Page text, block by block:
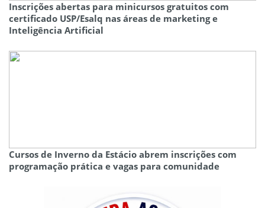
Inscrições abertas para minicursos gratuitos com
certificado USP/Esalq nas áreas de marketing e
Inteligência Artificial
Cursos de Inverno da Estácio abrem inscrições com
programação prática e vagas para comunidade